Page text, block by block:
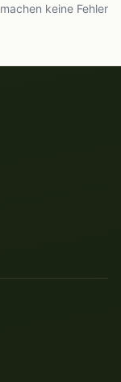
keine Fehler